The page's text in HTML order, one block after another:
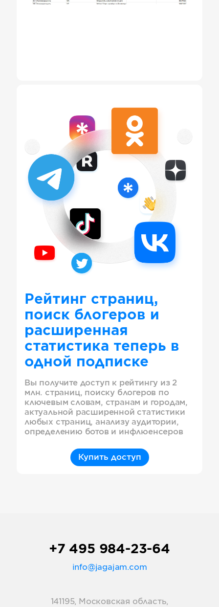
Рейтинг страниц,
поиск блогеров и
расширенная
статистика теперь в
одной подписке
Вы получите доступ к рейтингу из 2
млн. страниц, поиску блогеров по
ключевым словам, странам и городам,
актуальной расширенной статистики
любых страниц, анализу аудитории,
определению ботов и инфлюенсеров
Купить доступ
+7 495 984-23-64
info@jagajam.com
141195, Московская область,